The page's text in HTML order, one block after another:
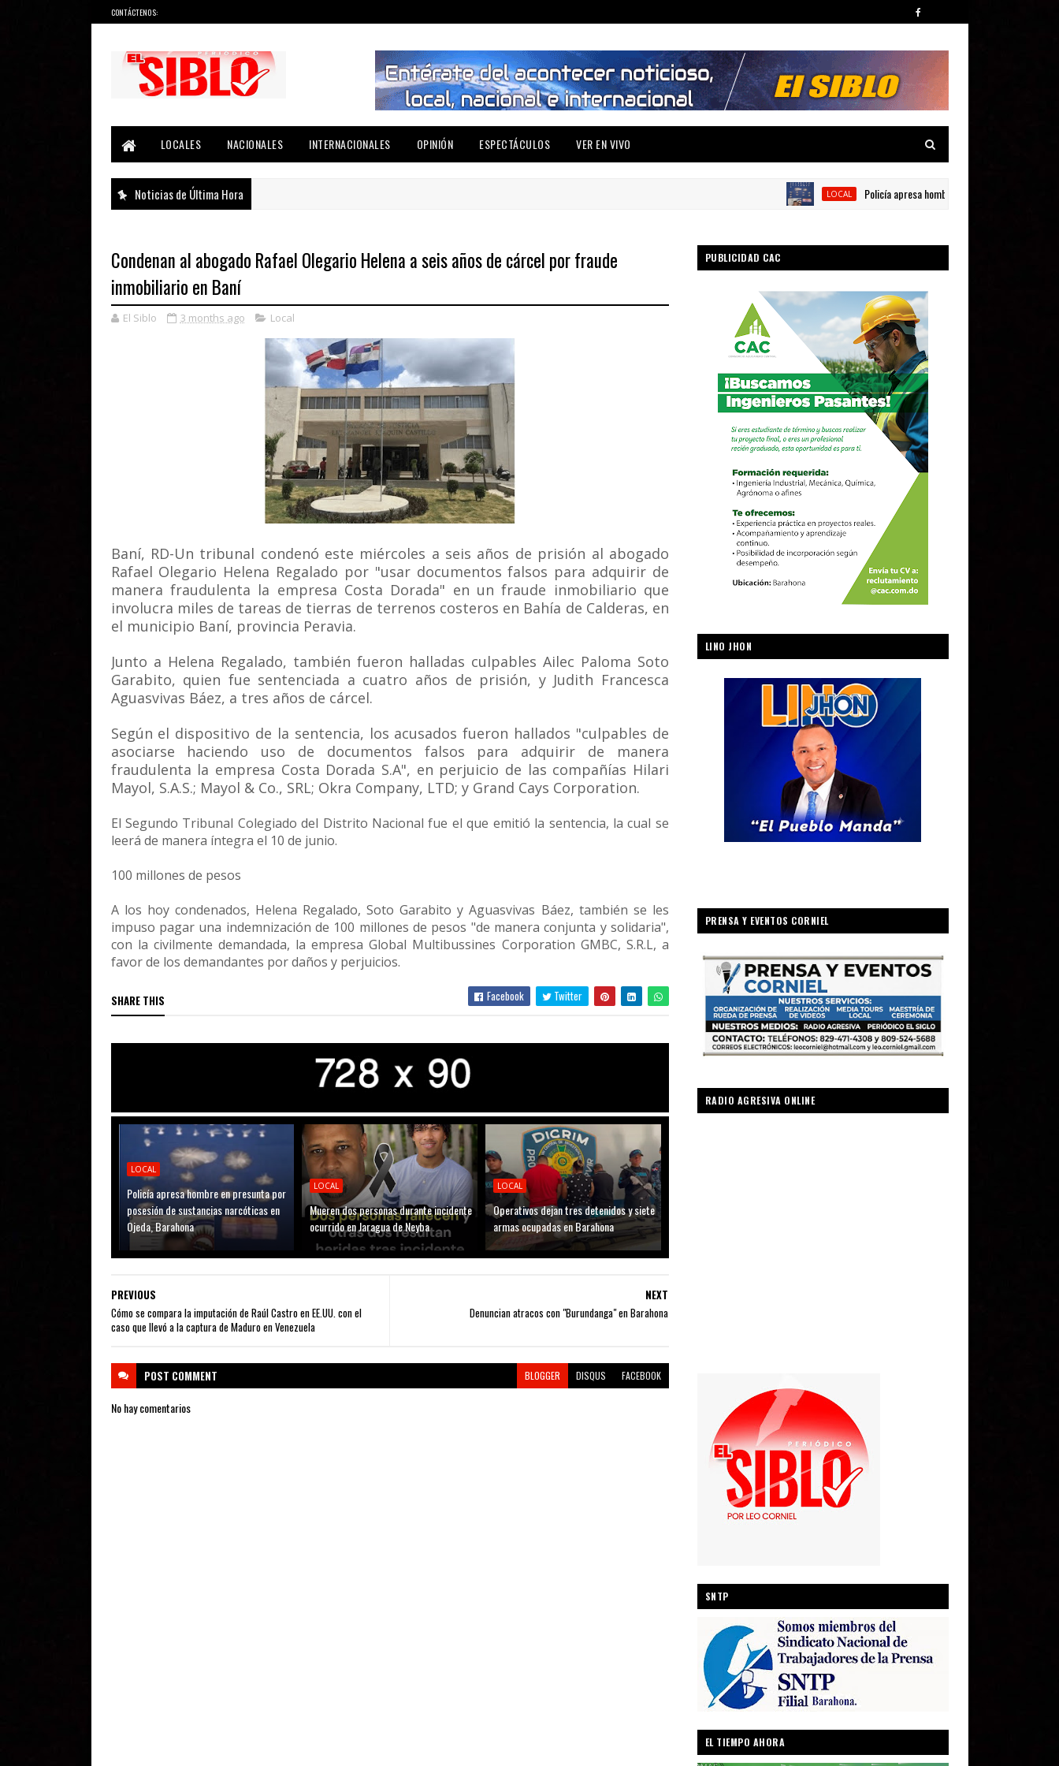
CONTÁCTENOS:
LOCALES
NACIONALES INTERNACIONALES OPINIÓN ESPECTÁCULOS VER EN VIVO
Noticias de Última Hora LOCAL Policía apresa hombre en presunta por posesión de
Condenan al abogado Rafael Olegario Helena a seis años de cárcel por fraude
inmobiliario en Baní
El Siblo 3 months ago Local
Baní, RD-Un tribunal condenó este miércoles a seis años de prisión al abogado
Rafael Olegario Helena Regalado por "usar documentos falsos para adquirir de
manera fraudulenta la empresa Costa Dorada" en un fraude inmobiliario que
involucra miles de tareas de tierras de terrenos costeros en Bahía de Calderas, en
el municipio Baní, provincia Peravia.
Junto a Helena Regalado, también fueron halladas culpables Ailec Paloma Soto
Garabito, quien fue sentenciada a cuatro años de prisión, y Judith Francesca
Aguasvivas Báez, a tres años de cárcel.
Según el dispositivo de la sentencia, los acusados fueron hallados "culpables de
asociarse haciendo uso de documentos falsos para adquirir de manera
fraudulenta la empresa Costa Dorada S.A", en perjuicio de las compañías Hilari
Mayol, S.A.S.; Mayol & Co., SRL; Okra Company, LTD; y Grand Cays Corporation.
El Segundo Tribunal Colegiado del Distrito Nacional fue el que emitió la sentencia, la cual se
leerá de manera íntegra el 10 de junio.
100 millones de pesos
A los hoy condenados, Helena Regalado, Soto Garabito y Aguasvivas Báez, también se les
impuso pagar una indemnización de 100 millones de pesos "de manera conjunta y solidaria",
con la civilmente demandada, la empresa Global Multibussines Corporation GMBC, S.R.L, a
favor de los demandantes por daños y perjuicios.
SHARE THIS Facebook Twitter
LOCAL
Policía apresa hombre en presunta por
posesión de sustancias narcóticas en
Ojeda, Barahona
LOCAL
Mueren dos personas durante incidente
ocurrido en Jaragua de Neyba
LOCAL
Operativos dejan tres detenidos y siete
armas ocupadas en Barahona
NEXT
Denuncian atracos con "Burundanga" en Barahona
PREVIOUS
Cómo se compara la imputación de Raúl Castro en EE.UU. con el
caso que llevó a la captura de Maduro en Venezuela
POST COMMENT BLOGGER DISQUS FACEBOOK
No hay comentarios
PUBLICIDAD CAC
LINO JHON
PRENSA Y EVENTOS CORNIEL
RADIO AGRESIVA ONLINE
SNTP
EL TIEMPO AHORA